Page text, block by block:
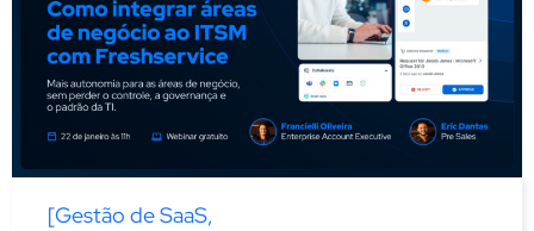
[Gestão de SaaS,